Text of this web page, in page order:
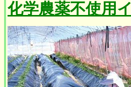
化学農薬不使用